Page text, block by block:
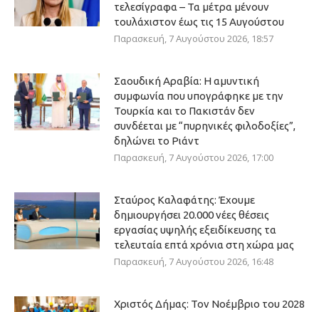
τελεσίγραφα – Τα μέτρα μένουν
τουλάχιστον έως τις 15 Αυγούστου
Παρασκευή, 7 Αυγούστου 2026, 18:57
Σαουδική Αραβία: Η αμυντική
συμφωνία που υπογράφηκε με την
Τουρκία και το Πακιστάν δεν
συνδέεται με “πυρηνικές φιλοδοξίες”,
δηλώνει το Ριάντ
Παρασκευή, 7 Αυγούστου 2026, 17:00
Σταύρος Καλαφάτης: Έχουμε
δημιουργήσει 20.000 νέες θέσεις
εργασίας υψηλής εξειδίκευσης τα
τελευταία επτά χρόνια στη χώρα μας
Παρασκευή, 7 Αυγούστου 2026, 16:48
Χριστός Δήμας: Τον Νοέμβριο του 2028